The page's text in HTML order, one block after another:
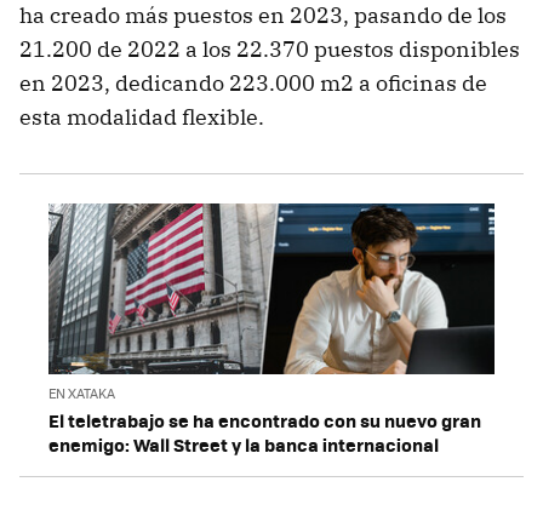
ha creado más puestos en 2023, pasando de los
21.200 de 2022 a los 22.370 puestos disponibles
en 2023, dedicando 223.000 m2 a oficinas de
esta modalidad flexible.
EN XATAKA
El teletrabajo se ha encontrado con su nuevo gran
enemigo: Wall Street y la banca internacional